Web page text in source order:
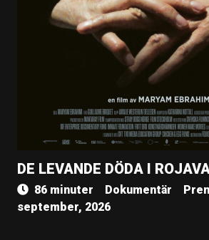
DE LEVANDE DÖDA I
86 minuter Dokumentär
september, 2026